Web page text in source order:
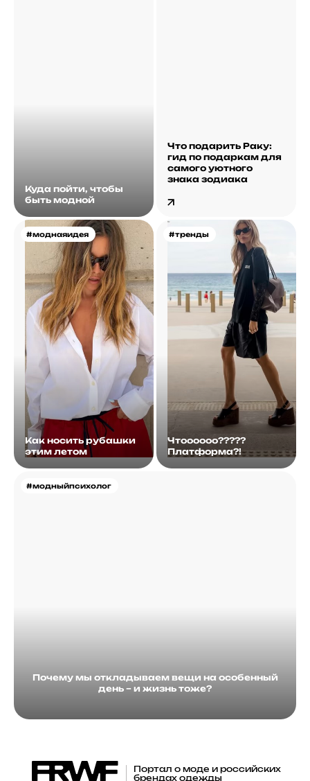
Куда пойти, чтобы
быть модной
Что подарить Раку:
гид по подаркам для
самого уютного
знака зодиака
#моднаяидея
Как носить рубашки
этим летом
#тренды
Чтоооооо?????
Платформа?!
#модныйпсихолог
Почему мы откладываем вещи на особенный
день – и жизнь тоже?
Портал о моде и российских
брендах одежды